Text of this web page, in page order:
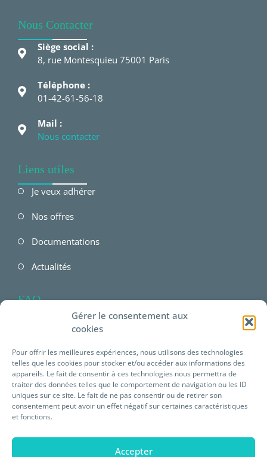
Gérer le consentement aux
cookies
Pour offrir les meilleures expériences, nous utilisons des technologies
telles que les cookies pour stocker et/ou accéder aux informations des
appareils. Le fait de consentir à ces technologies nous permettra de
traiter des données telles que le comportement de navigation ou les ID
uniques sur ce site. Le fait de ne pas consentir ou de retirer son
consentement peut avoir un effet négatif sur certaines caractéristiques
et fonctions.
Accepter
Nous Contacter
Siège social :
8, rue Montesquieu 75001 Paris
Téléphone :
01-42-61-56-18
Mail :
Nous contacter
Liens utiles
Je veux adhérer
Nos offres
Documentations
Actualités
FAQ
FAQ Employeur
FAQ Salarié
FAQ offres Prévéam
Plateforme E-learning
Mentions légales